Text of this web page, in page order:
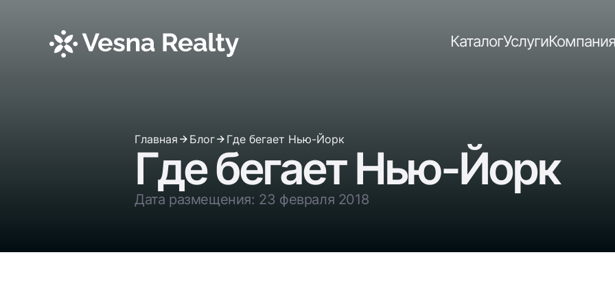
КаталогУслугиКомпания
Главная Блог Где бегает Нью-Йорк
Где бегает Нью-Йорк
Дата размещения: 23 февраля 2018